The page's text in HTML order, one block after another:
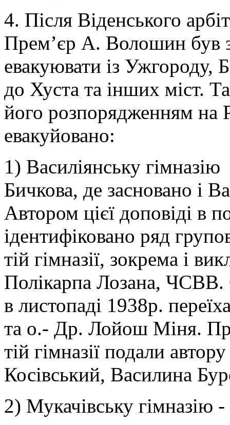
4. Після Віденського
Прем’єр А. Волошин був
евакуювати із Ужгороду,
до Хуста та інших міст.
його розпорядженням на
евакуйовано:
1) Василіянську
Бичкова, де засновано і
Автором цієї доповіді в
ідентифіковано ряд
тій гімназії, зокрема і
Полікарпа Лозана, ЧСВВ.
в листопаді 1938р.
та о.- Др. Лойош Міня.
тій гімназії подали
Косівський, Василина
2) Мукачівську гімназію